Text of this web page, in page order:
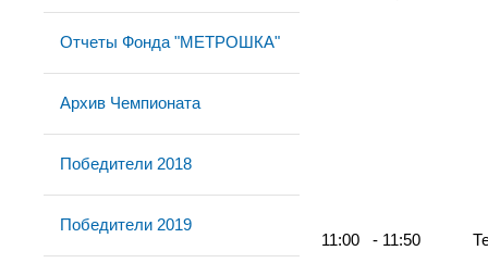
Отчеты Фонда "МЕТРОШКА"
Архив Чемпионата
Победители 2018
Победители 2019
11:00 - 11:50